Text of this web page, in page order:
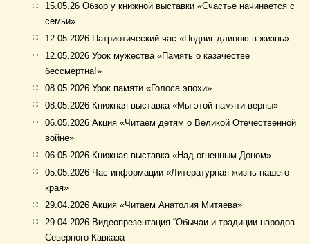
15.05.26 Обзор у книжной выставки «Счастье начинается с
семьи»
12.05.2026 Патриотический час «Подвиг длиною в жизнь»
12.05.2026 Урок мужества «Память о казачестве
бессмертна!»
08.05.2026 Урок памяти «Голоса эпохи»
08.05.2026 Книжная выставка «Мы этой памяти верны»
06.05.2026 Акция «Читаем детям о Великой Отечественной
войне»
06.05.2026 Книжная выставка «Над огненным Доном»
05.05.2026 Час информации «Литературная жизнь нашего
края»
29.04.2026 Акция «Читаем Анатолия Митяева»
29.04.2026 Видеопрезентация “Обычаи и традиции народов
Северного Кавказа